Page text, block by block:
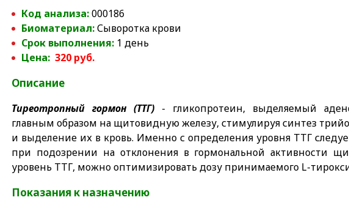
Код анализа:000186
Биоматериал:Сыворотка крови
Срок выполнения: 1 день
Цена: 320 руб.
Описание
Тиреотропный гормон (ТТГ) - гликопротеин, выделяемый
главным образом на щитовидную железу, стимулируя синтез
и выделение их в кровь. Именно с определения уровня ТТГ
при подозрении на отклонения в гормональной активности
уровень ТТГ, можно оптимизировать дозу принимаемого L-
Показания к назначению